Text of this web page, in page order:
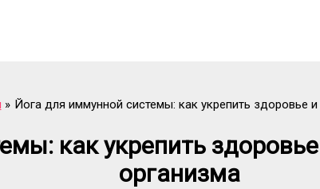
Йога для иммунной системы: как укрепить здоровье
как укрепить
организма